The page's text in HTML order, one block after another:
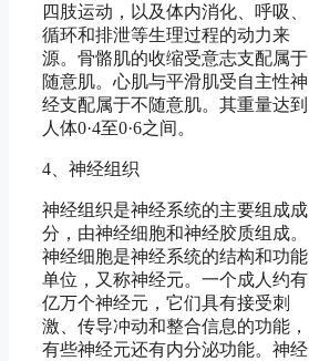
四肢运动，以及体内消化、呼吸、
循环和排泄等生理过程的动力来
源。骨骼肌的收缩受意志支配属于
随意肌。心肌与平滑肌受自主性神
经支配属于不随意肌。其重量达到
人体0·4至0·6之间。
4、神经组织
神经组织是神经系统的主要组成成
分，由神经细胞和神经胶质组成。
神经细胞是神经系统的结构和功能
单位，又称神经元。一个成人约有
亿万个神经元，它们具有接受刺
激、传导冲动和整合信息的功能，
有些神经元还有内分泌功能。神经